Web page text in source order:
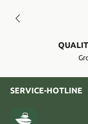
SERVICE-HOTLINE